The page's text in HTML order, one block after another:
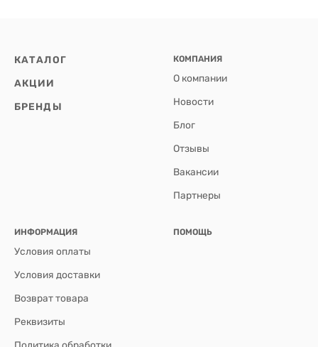
КАТАЛОГ
АКЦИИ
БРЕНДЫ
КОМПАНИЯ
О компании
Новости
Блог
Отзывы
Вакансии
Партнеры
ИНФОРМАЦИЯ
Условия оплаты
Условия доставки
Возврат товара
Реквизиты
ПОМОЩЬ